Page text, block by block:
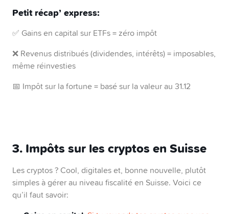
Petit récap’ express:
✅ Gains en capital sur ETFs = zéro impôt
❌ Revenus distribués (dividendes, intérêts) = imposables,
même réinvesties
📅 Impôt sur la fortune = basé sur la valeur au 31.12
3. Impôts sur les cryptos en Suisse
Les cryptos ? Cool, digitales et, bonne nouvelle, plutôt
simples à gérer au niveau fiscalité en Suisse. Voici ce
qu’il faut savoir: